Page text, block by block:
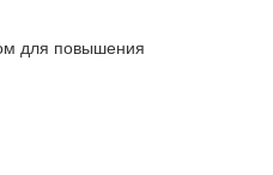
для повышения